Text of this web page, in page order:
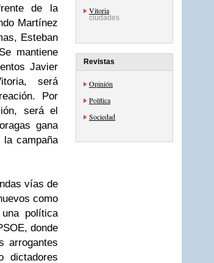
de la
Martínez
Esteban
mantiene
Javier
será
Por
será el
gana
campaña
vías de
como
política
donde
arrogantes
dictadores
Vitoria
ciudades
Revistas
Opinión
Política
Sociedad